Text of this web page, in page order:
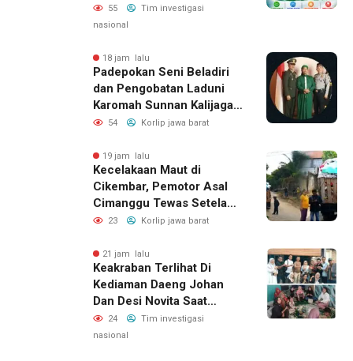
Lebih Lanjut
55
Tim investigasi
nasional
18 jam lalu
Padepokan Seni Beladiri
dan Pengobatan Laduni
Karomah Sunnan Kalijaga
Buka Ijazah Ilmu Laduni
54 Korlip jawa barat
19 jam lalu
Kecelakaan Maut di
Cikembar, Pemotor Asal
Cimanggu Tewas Setelah
Terpental Masuk Kolong
23 Korlip jawa barat
21 jam lalu
Keakraban Terlihat Di
Kediaman Daeng Johan
Dan Desi Novita Saat
Puluhan Awak Media Hadir
Dalam Rangka Acara Rutin
24
Tim investigasi
nasional